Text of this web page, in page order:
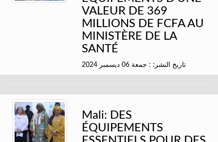
VALEUR DE 369
MILLIONS DE FCFA AU
MINISTÈRE DE LA
SANTÉ
تاريخ النشر: : جمعة 06 ديسمبر 2024
Mali: DES
ÉQUIPEMENTS